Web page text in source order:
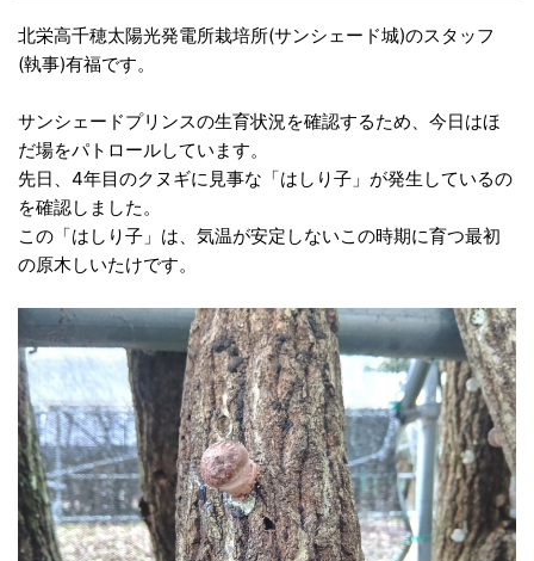
北栄高千穂太陽光発電所栽培所(サンシェード城)のスタッフ
(執事)有福です。
サンシェードプリンスの生育状況を確認するため、今日はほ
だ場をパトロールしています。
先日、4年目のクヌギに見事な「はしり子」が発生しているの
を確認しました。
この「はしり子」は、気温が安定しないこの時期に育つ最初
の原木しいたけです。